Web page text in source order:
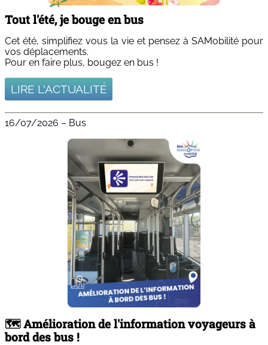
Tout l'été, je bouge en bus
Cet été, simplifiez vous la vie et pensez à SAMobilité pour
vos déplacements.
Pour en faire plus, bougez en bus !
LIRE L'ACTUALITÉ
16/07/2026 – Bus
🗺️ Amélioration de l'information voyageurs à
bord des bus !